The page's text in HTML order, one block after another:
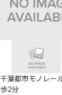
千葉都市モノレー
歩2分